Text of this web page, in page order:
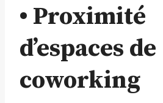
• Proximité
d’espaces de
coworking